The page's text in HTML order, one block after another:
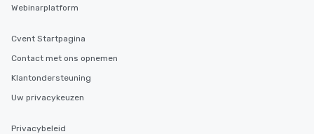
Webinarplatform
Cvent Startpagina
Contact met ons opnemen
Klantondersteuning
Uw privacykeuzen
Privacybeleid